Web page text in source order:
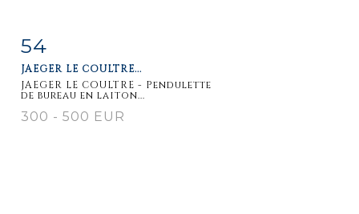
Item detail
54
JAEGER LE COULTRE...
JAEGER LE COULTRE - Pendulette
de bureau en laiton...
300 - 500 EUR